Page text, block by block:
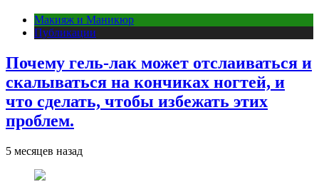
Макияж и Маникюр
Публикации
Почему гель-лак может отслаиваться и
скалываться на кончиках ногтей, и
что сделать, чтобы избежать этих
проблем.
5 месяцев назад